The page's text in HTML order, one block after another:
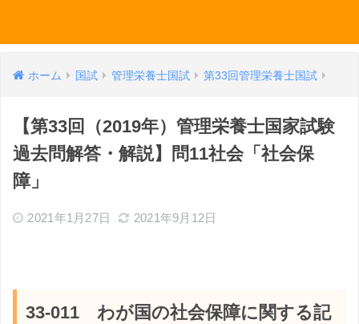
ホーム 国試 管理栄養士国試 第33回管理栄養士国試
【第33回（2019年）管理栄養士国家試験
過去問解答・解説】問11社会「社会保
障」
2021年1月27日 2021年9月12日
33-011 わが国の社会保障に関する記